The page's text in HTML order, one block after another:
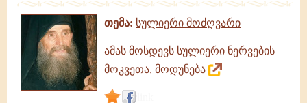
თემა: სულიერი მოძღვარი
ამას მოსდევს სულიერი ნერვების
მოკვეთა, მოდუნება